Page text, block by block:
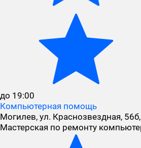
до 19:00
Компьютерная помощь
Могилев, ул. Краснозвездная,
Мастерская по ремонту